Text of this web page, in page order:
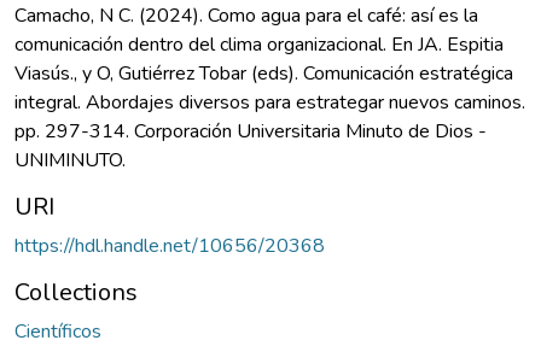
Camacho, N C. (2024). Como agua para el café: así es la
comunicación dentro del clima organizacional. En JA. Espitia
Viasús., y O, Gutiérrez Tobar (eds). Comunicación estratégica
integral. Abordajes diversos para estrategar nuevos caminos.
pp. 297-314. Corporación Universitaria Minuto de Dios -
UNIMINUTO.
URI
https://hdl.handle.net/10656/20368
Collections
Científicos